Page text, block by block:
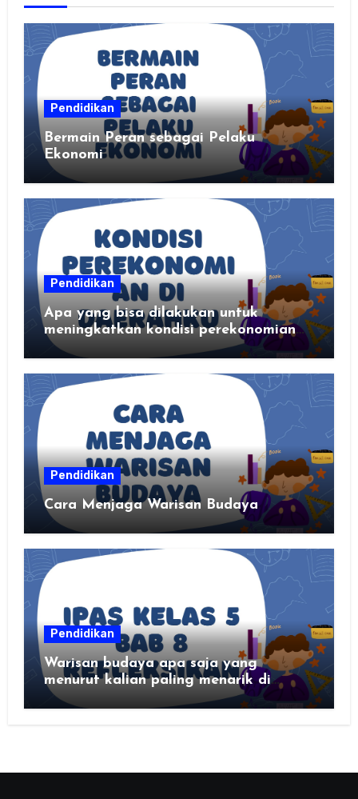
Pendidikan
Bermain Peran sebagai Pelaku
Ekonomi
Pendidikan
Apa yang bisa dilakukan untuk
meningkatkan kondisi perekonomian
daerahku?
Pendidikan
Cara Menjaga Warisan Budaya
Pendidikan
Warisan budaya apa saja yang
menurut kalian paling menarik di